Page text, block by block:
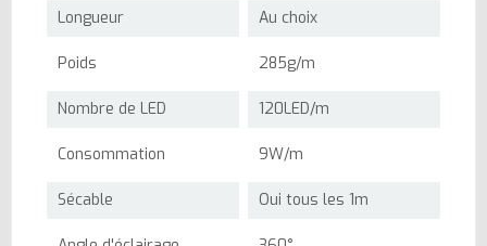
Longueur Au choix
Poids 285g/m
Nombre de LED 120LED/m
Consommation 9W/m
Sécable Oui tous les 1m